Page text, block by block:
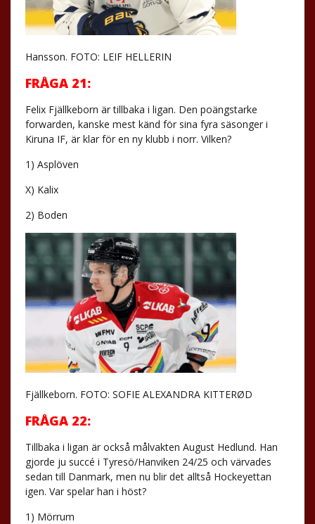
Hansson. FOTO: LEIF HELLERIN
FRÅGA 21:
Felix Fjällkeborn är tillbaka i ligan. Den poängstarke
forwarden, kanske mest känd för sina fyra säsonger i
Kiruna IF, är klar för en ny klubb i norr. Vilken?
1) Asplöven
X) Kalix
2) Boden
Fjällkeborn. FOTO: SOFIE ALEXANDRA KITTERØD
FRÅGA 22:
Tillbaka i ligan är också målvakten August Hedlund. Han
gjorde ju succé i Tyresö/Hanviken 24/25 och värvades
sedan till Danmark, men nu blir det alltså Hockeyettan
igen. Var spelar han i höst?
1) Mörrum